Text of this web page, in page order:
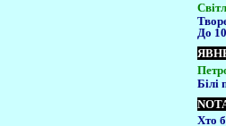
До
Білі
Хто